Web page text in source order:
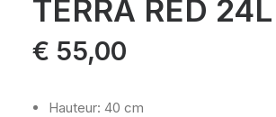
TERRA RED 24L
€ 55,00
Hauteur: 40 cm